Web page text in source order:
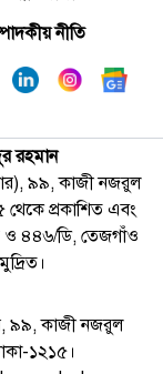
নীতি
রহমান
৯৯, কাজী নজরুল
থেকে প্রকাশিত এবং
ও ৪৪৬/ডি, তেজগাঁও
৯৯, কাজী নজরুল
১২১৫।